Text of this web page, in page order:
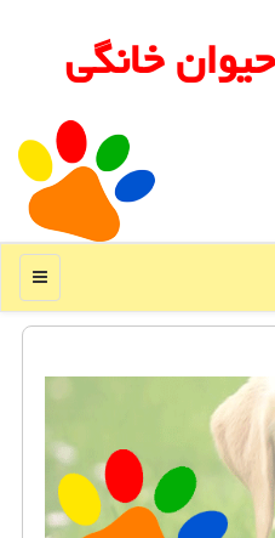
خانگی
منو